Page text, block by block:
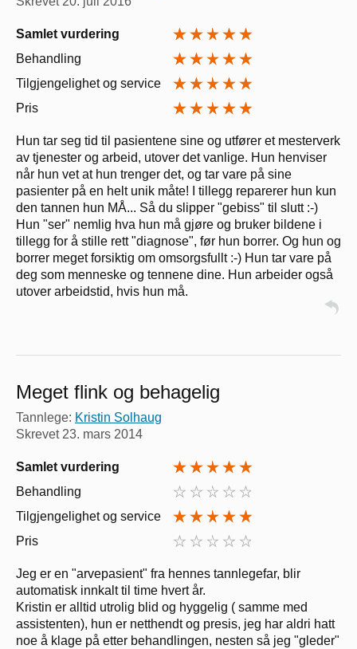
Samlet vurdering
Behandling
Tilgjengelighet og service
Pris
Hun tar seg tid til pasientene sine og utfører et mesterverk
av tjenester og arbeid, utover det vanlige. Hun henviser
når hun vet at hun trenger det, og tar vare på sine
pasienter på en helt unik måte! I tillegg reparerer hun kun
den tannen hun MÅ... Så du slipper "gebiss" til slutt :-)
Hun "ser" nemlig hva hun må gjøre og bruker bildene i
tillegg for å stille rett "diagnose", før hun borrer. Og hun og
borrer meget forsiktig om omsorgsfullt :-) Hun tar vare på
deg som menneske og tennene dine. Hun arbeider også
utover arbeidstid, hvis hun må.
Meget flink og behagelig
Tannlege: Kristin Solhaug
Skrevet 23. mars 2014
Samlet vurdering
Behandling
Tilgjengelighet og service
Pris
Jeg er en "arvepasient" fra hennes tannlegefar, blir
automatisk innkalt til time hvert år.
Kristin er alltid utrolig blid og hyggelig ( samme med
assistenten), hun er netthendt og presis, jeg har aldri hatt
noe å klage på etter behandlingen, nesten så jeg "gleder"